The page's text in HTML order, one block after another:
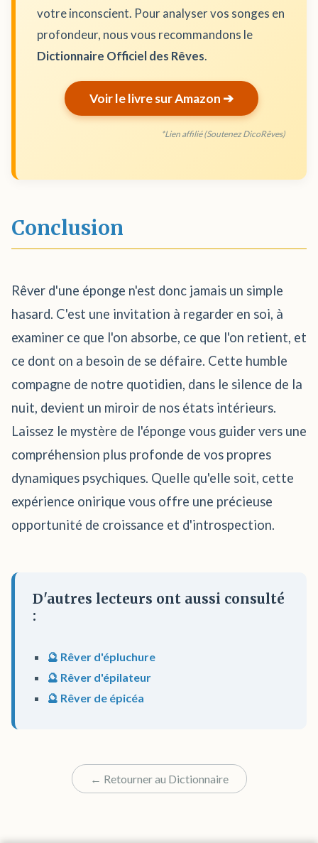
votre inconscient. Pour analyser vos songes en
profondeur, nous vous recommandons le
Dictionnaire Officiel des Rêves.
Voir le livre sur Amazon ➔
*Lien affilié (Soutenez DicoRêves)
Conclusion
Rêver d'une éponge n'est donc jamais un simple
hasard. C'est une invitation à regarder en soi, à
examiner ce que l'on absorbe, ce que l'on retient, et
ce dont on a besoin de se défaire. Cette humble
compagne de notre quotidien, dans le silence de la
nuit, devient un miroir de nos états intérieurs.
Laissez le mystère de l'éponge vous guider vers une
compréhension plus profonde de vos propres
dynamiques psychiques. Quelle qu'elle soit, cette
expérience onirique vous offre une précieuse
opportunité de croissance et d'introspection.
D'autres lecteurs ont aussi consulté
:
🔮 Rêver d'épluchure
🔮 Rêver d'épilateur
🔮 Rêver de épicéa
← Retourner au Dictionnaire